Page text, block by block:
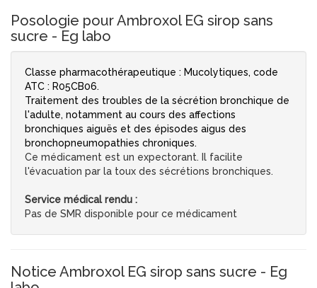
Posologie pour Ambroxol EG sirop sans
sucre - Eg labo
Classe pharmacothérapeutique : Mucolytiques, code
ATC : R05CB06.
Traitement des troubles de la sécrétion bronchique de
l'adulte, notamment au cours des affections
bronchiques aiguës et des épisodes aigus des
bronchopneumopathies chroniques.
Ce médicament est un expectorant. Il facilite
l'évacuation par la toux des sécrétions bronchiques.
Service médical rendu :
Pas de SMR disponible pour ce médicament
Notice Ambroxol EG sirop sans sucre - Eg